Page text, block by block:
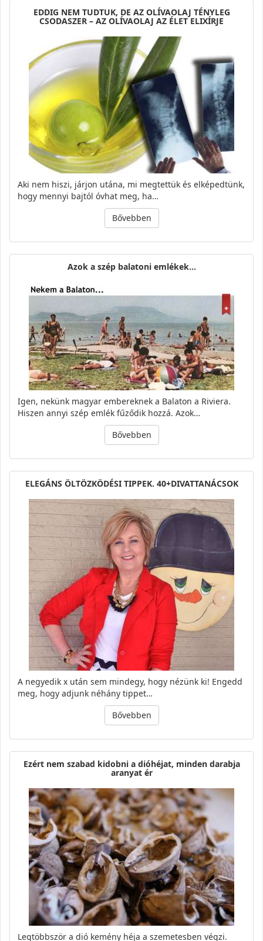
EDDIG NEM TUDTUK, DE AZ OLÍVAOLAJ TÉNYLEG
CSODASZER – AZ OLÍVAOLAJ AZ ÉLET ELIXÍRJE
Aki nem hiszi, járjon utána, mi megtettük és elképedtünk,
hogy mennyi bajtól óvhat meg, ha…
Bővebben
Azok a szép balatoni emlékek...
Igen, nekünk magyar embereknek a Balaton a Riviera.
Hiszen annyi szép emlék fűződik hozzá. Azok…
Bővebben
ELEGÁNS ÖLTÖZKÖDÉSI TIPPEK. 40+DIVATTANÁCSOK
A negyedik x után sem mindegy, hogy nézünk ki! Engedd
meg, hogy adjunk néhány tippet…
Bővebben
Ezért nem szabad kidobni a dióhéjat, minden darabja
aranyat ér
Legtöbbször a dió kemény héja a szemetesben végzi.